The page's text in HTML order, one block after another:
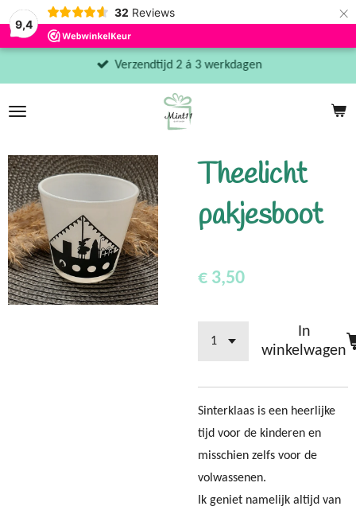
9,4
32 Reviews ×
Verzendtijd 2 á 3 werkdagen
Theelicht
pakjesboot
€ 3,50
In
winkelwagen
Sinterklaas is een heerlijke
tijd voor de kinderen en
misschien zelfs voor de
volwassenen.
Ik geniet namelijk altijd van